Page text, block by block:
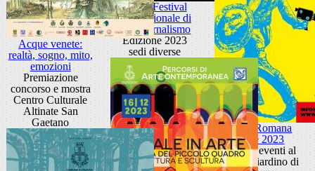
IMP – Festival
Internazionale di
Fotogiornalismo
Edizione 2023
sedi diverse
Acque venete:
realtà, sogno, mito,
emozioni
Premiazione
concorso e mostra
Centro Culturale
Altinate San
Gaetano
Arena Romana
Estate 2023
Ciclo di eventi al
Teatro Giardino di